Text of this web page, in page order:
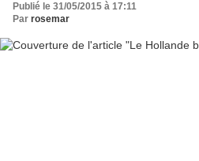
Publié le 31/05/2015 à 17:11
Par rosemar